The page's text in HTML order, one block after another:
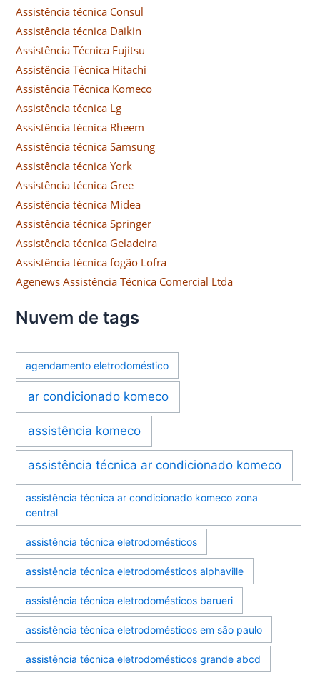
Assistência técnica Consul
Assistência técnica Daikin
Assistência Técnica Fujitsu
Assistência Técnica Hitachi
Assistência Técnica Komeco
Assistência técnica Lg
Assistência técnica Rheem
Assistência técnica Samsung
Assistência técnica York
Assistência técnica Gree
Assistência técnica Midea
Assistência técnica Springer
Assistência técnica Geladeira
Assistência técnica fogão Lofra
Agenews Assistência Técnica Comercial Ltda
Nuvem de tags
agendamento eletrodoméstico
ar condicionado komeco
assistência komeco
assistência técnica ar condicionado komeco
assistência técnica ar condicionado komeco zona
central
assistência técnica eletrodomésticos
assistência técnica eletrodomésticos alphaville
assistência técnica eletrodomésticos barueri
assistência técnica eletrodomésticos em são paulo
assistência técnica eletrodomésticos grande abcd